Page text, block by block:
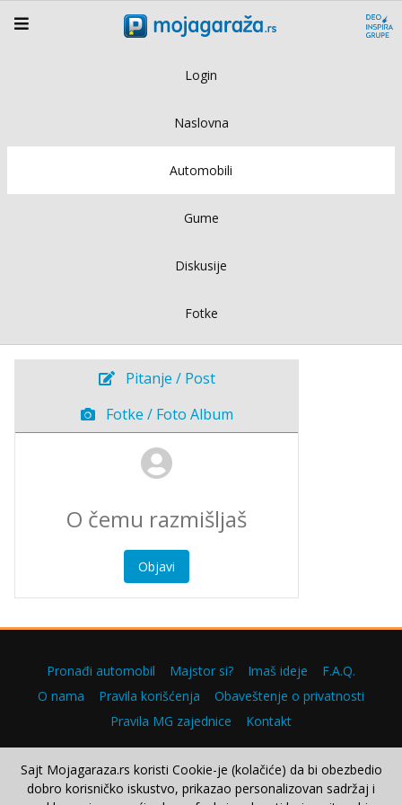
Login
Naslovna
Automobili
Gume
Diskusije
Fotke
Pitanje / Post
Fotke / Foto Album
Objavi
Pronađi automobil Majstor si? Imaš ideje
F.A.Q.
O nama
Pravila korišćenja
Obaveštenje o privatnosti
Pravila MG zajednice
Kontakt
Copyright © 2000–2026.
Sajt Mojagaraza.rs koristi Cookie-je (kolačiće) da bi obezbedio
dobro korisničko iskustvo, prikazao personalizovan sadržaj i